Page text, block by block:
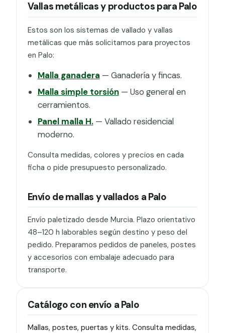
Vallas metálicas y productos para Palo
Estos son los sistemas de vallado y vallas
metálicas que más solicitamos para proyectos
en Palo:
Malla ganadera — Ganadería y fincas.
Malla simple torsión— Uso general en
cerramientos.
Panel malla H.— Vallado residencial
moderno.
Consulta medidas, colores y precios en cada
ficha o pide presupuesto personalizado.
Envío de mallas y vallados a Palo
Envío paletizado desde Murcia. Plazo orientativo
48–120 h laborables según destino y peso del
pedido. Preparamos pedidos de paneles, postes
y accesorios con embalaje adecuado para
transporte.
Catálogo con envío a Palo
Mallas, postes, puertas y kits. Consulta medidas,